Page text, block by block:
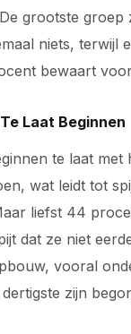
grootste groep
niets, terwijl
bewaart
Laat Beginnen
te laat
wat leidt tot
liefst 44
dat ze niet
vooral
zijn